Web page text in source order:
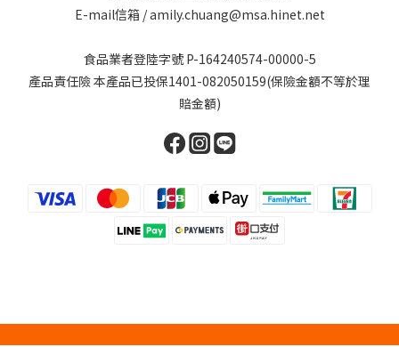
E-mail信箱 / amily.chuang@msa.hinet.net
食品業者登陸字號 P-164240574-00000-5
產品責任險 本產品已投保1401-082050159(保險金額不等於理
賠金額)